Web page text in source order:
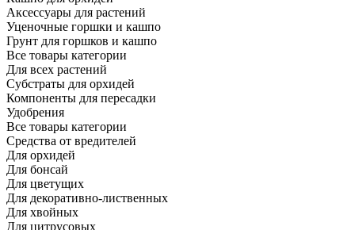
Аксессуары для растений
Уценочные горшки и кашпо
Грунт для горшков и кашпо
Все товары категории
Для всех растений
Субстраты для орхидей
Компоненты для пересадки
Удобрения
Все товары категории
Средства от вредителей
Для орхидей
Для бонсай
Для цветущих
Для декоративно-лиственных
Для хвойных
Для цитрусовых